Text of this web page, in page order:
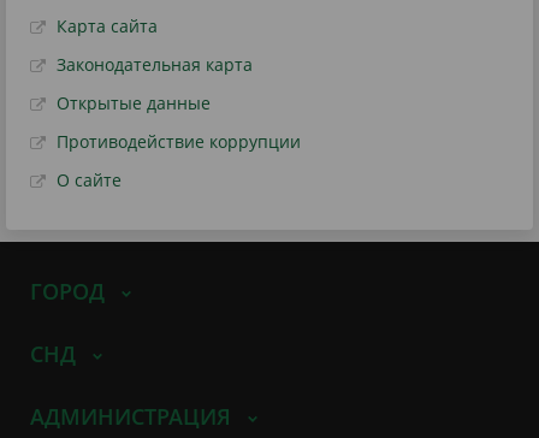
Карта сайта
Законодательная карта
Открытые данные
Противодействие коррупции
О сайте
ГОРОД
СНД
АДМИНИСТРАЦИЯ